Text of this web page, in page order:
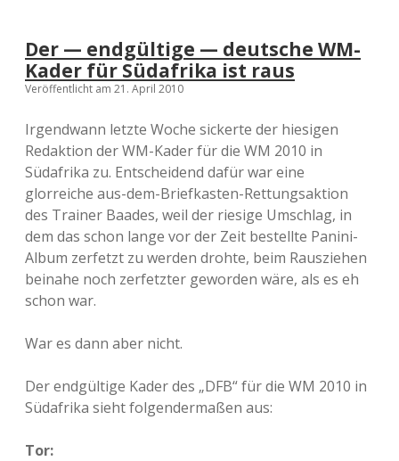
Der — endgültige — deutsche WM-
Kader für Südafrika ist raus
Veröffentlicht am 21. April 2010
Irgendwann letzte Woche sickerte der hiesigen
Redaktion der WM-Kader für die WM 2010 in
Südafrika zu. Entscheidend dafür war eine
glorreiche aus-dem-Briefkasten-Rettungsaktion
des Trainer Baades, weil der riesige Umschlag, in
dem das schon lange vor der Zeit bestellte Panini-
Album zerfetzt zu werden drohte, beim Rausziehen
beinahe noch zerfetzter geworden wäre, als es eh
schon war.
War es dann aber nicht.
Der endgültige Kader des „DFB“ für die WM 2010 in
Südafrika sieht folgendermaßen aus:
Tor: